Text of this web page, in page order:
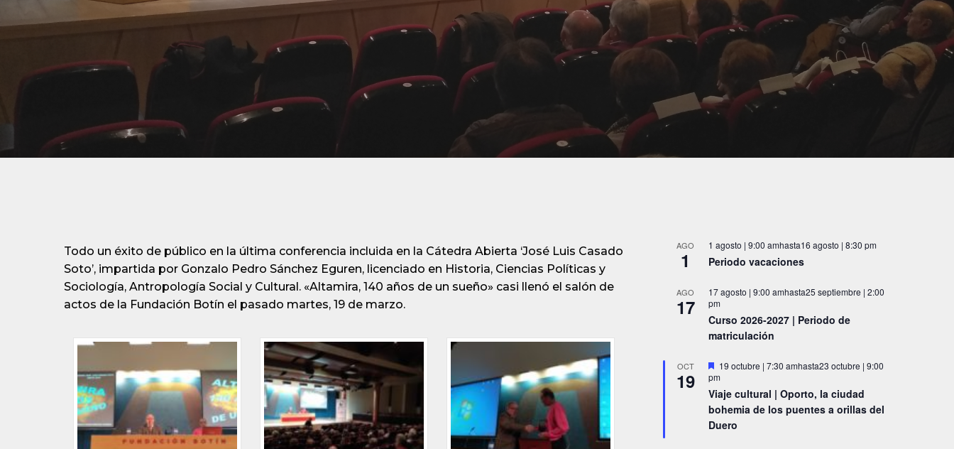
Todo un éxito de público en la última conferencia incluida en la Cátedra Abierta ‘José Luis Casado
Soto’, impartida por Gonzalo Pedro Sánchez Eguren, licenciado en Historia, Ciencias Políticas y
Sociología, Antropología Social y Cultural. «Altamira, 140 años de un sueño» casi llenó el salón de
actos de la Fundación Botín el pasado martes, 19 de marzo.
AGO
1
1 agosto | 9:00 amhasta16 agosto | 8:30 pm
Periodo vacaciones
AGO
17
17 agosto | 9:00 amhasta25 septiembre | 2:00
pm
Curso 2026-2027 | Periodo de
matriculación
OCT
19
Destacado
19 octubre | 7:30 amhasta23 octubre | 9:00
pm
Viaje cultural | Oporto, la ciudad
bohemia de los puentes a orillas del
Duero